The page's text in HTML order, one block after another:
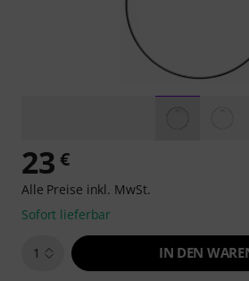
23 €
Alle Preise inkl. MwSt.
Sofort lieferbar
1 IN DEN